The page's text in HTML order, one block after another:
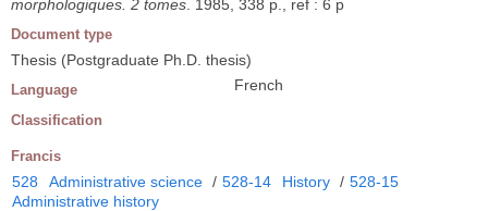
morphologiques. 2 tomes . 1985, 338 p., ref : 6 p
Document type
Thesis (Postgraduate Ph.D. thesis)
Language French
Classification
Francis
528 Administrative science / 528-14 History / 528-15
Administrative history